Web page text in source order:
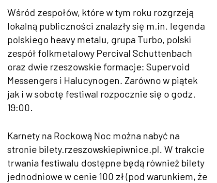
Wśród zespołów, które w tym roku rozgrzeją
lokalną publiczności znalazły się m.in. legenda
polskiego heavy metalu, grupa Turbo, polski
zespół folkmetalowy Percival Schuttenbach
oraz dwie rzeszowskie formacje: Supervoid
Messengers i Halucynogen. Zarówno w piątek
jak i w sobotę festiwal rozpocznie się o godz.
19:00.
Karnety na Rockową Noc można nabyć na
stronie bilety.rzeszowskiepiwnice.pl. W trakcie
trwania festiwalu dostępne będą również bilety
jednodniowe w cenie 100 zł (pod warunkiem, że